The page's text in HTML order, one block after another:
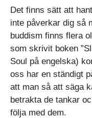
Det finns sätt att
inte påverkar dig så
buddism finns flera
som skrivit boken
Soul på engelska)
oss har en ständigt
att man så att säga
betrakta de tankar
följa med dem.